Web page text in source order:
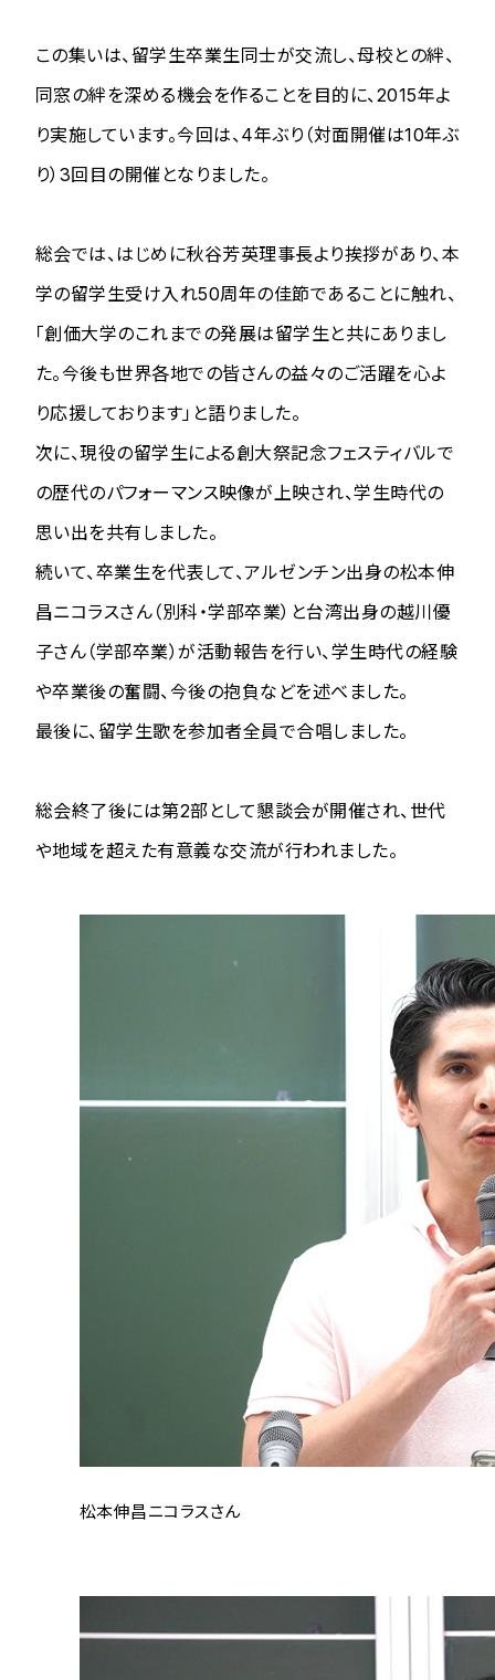
この集いは、留学生卒業生同士が交流し、母校との絆、
同窓の絆を深める機会を作ることを目的に、2015年よ
り実施しています。今回は、4年ぶり（対面開催は10年ぶ
り）3回目の開催となりました。
総会では、はじめに秋谷芳英理事長より挨拶があり、本
学の留学生受け入れ50周年の佳節であることに触れ、
「創価大学のこれまでの発展は留学生と共にありまし
た。今後も世界各地での皆さんの益々のご活躍を心よ
り応援しております」と語りました。
次に、現役の留学生による創大祭記念フェスティバルで
の歴代のパフォーマンス映像が上映され、学生時代の
思い出を共有しました。
続いて、卒業生を代表して、アルゼンチン出身の松本伸
昌ニコラスさん（別科・学部卒業）と台湾出身の越川優
子さん（学部卒業）が活動報告を行い、学生時代の経験
や卒業後の奮闘、今後の抱負などを述べました。
最後に、留学生歌を参加者全員で合唱しました。
総会終了後には第2部として懇談会が開催され、世代
や地域を超えた有意義な交流が行われました。
松本伸昌ニコラスさん